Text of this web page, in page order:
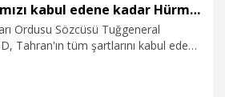
İran: ABD şartlarımızı kabul edene kadar Hürmüz Boğazı'nı kontrol altında tutacağız
Ordusu Sözcüsü Tuğgeneral
Tahran'ın tüm şartlarını kabul edene